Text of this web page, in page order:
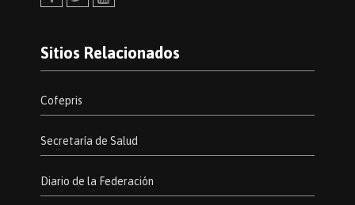
Sitios Relacionados
Cofepris
Secretaría de Salud
Diario de la Federación